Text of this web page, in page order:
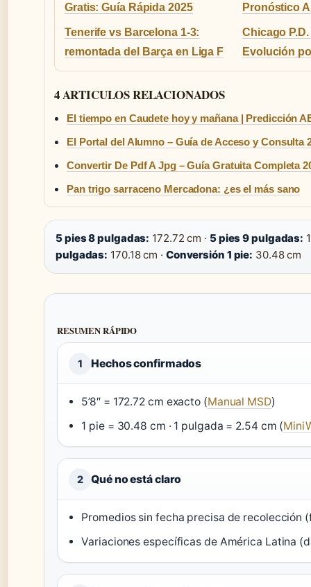
Gratis: Guía Rápida 2025
Pronóstico
Tenerife vs Barcelona 1-3:
remontada del Barça en Liga F
Chicago
Evolución
4 ARTICULOS RELACIONADOS
El tiempo en Caudete hoy y mañana | Predicción
El Portal del Alumno – Guía de Acceso y Consulta
Convertir De Pdf A Jpg – Guía Gratuita Completa
Pan trigo sarraceno Mercadona: ¿es el más sano
5 pies 8 pulgadas: 172.72 cm · 5 pies 9 pulgadas:
pulgadas: 170.18 cm · Conversión 1 pie: 30.48 cm
RESUMEN RÁPIDO
1 Hechos confirmados
5’8″ = 172.72 cm exacto (Manual MSD)
1 pie = 30.48 cm · 1 pulgada = 2.54 cm (
2 Qué no está claro
Promedios sin fecha precisa de recolección
Variaciones específicas de América Latina